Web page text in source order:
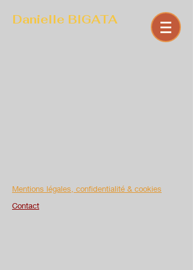
Danielle BIGATA
Mentions légales, confidentialité & cookies
Contact